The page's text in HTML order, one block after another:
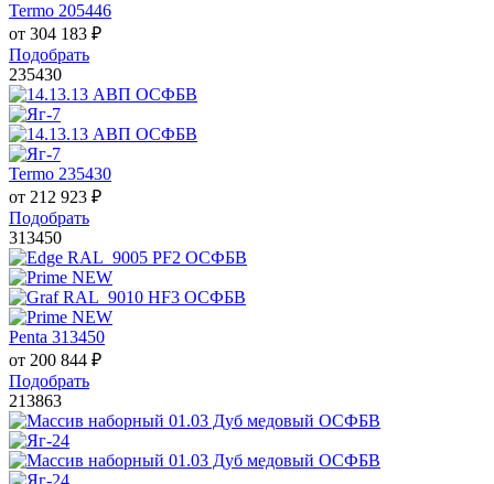
Termo 205446
от 304 183 ₽
Подобрать
235430
Termo 235430
от 212 923 ₽
Подобрать
313450
Penta 313450
от 200 844 ₽
Подобрать
213863